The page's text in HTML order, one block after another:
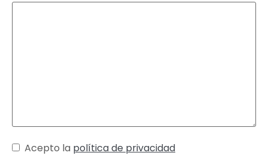
Acepto la política de privacidad